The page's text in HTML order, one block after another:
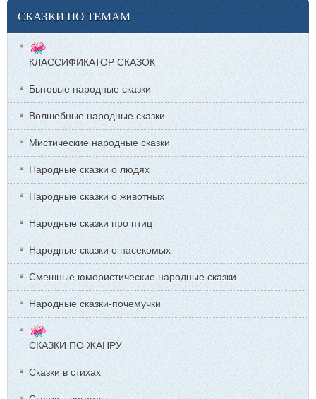
СКАЗКИ ПО ТЕМАМ
КЛАССИФИКАТОР СКАЗОК
Бытовые народные сказки
Волшебные народные сказки
Мистические народные сказки
Народные сказки о людях
Народные сказки о животных
Народные сказки про птиц
Народные сказки о насекомых
Смешные юмористические народные сказки
Народные сказки-почемучки
СКАЗКИ ПО ЖАНРУ
Сказки в стихах